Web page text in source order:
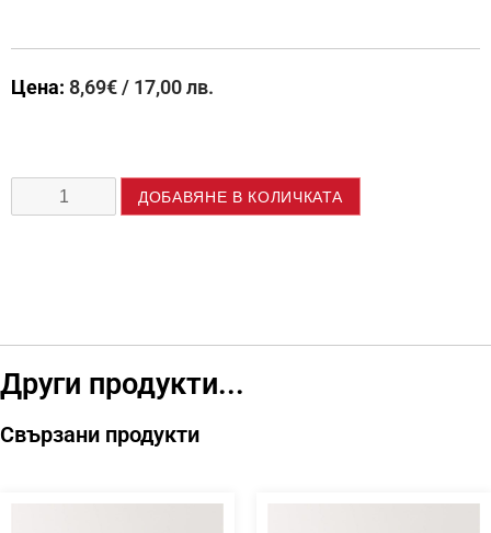
Цена: 8,69€/ 17,00 лв.
ДОБАВЯНЕ В КОЛИЧКАТА
Други продукти...
Свързани продукти